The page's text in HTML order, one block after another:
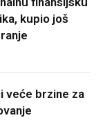
kupio još
veće brzine za